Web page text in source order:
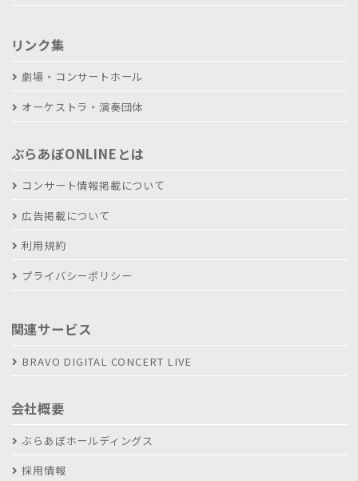
リンク集
劇場・コンサートホール
オーケストラ・演奏団体
ぶらあぼONLINEとは
コンサート情報掲載について
広告掲載について
利用規約
プライバシーポリシー
関連サービス
BRAVO DIGITAL CONCERT LIVE
会社概要
ぶらあぼホールディングス
採用情報